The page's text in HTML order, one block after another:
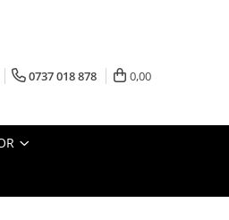
0737 018 878 0,00